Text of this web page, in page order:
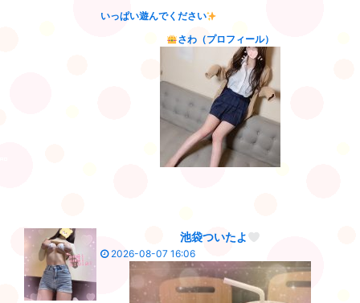
いっぱい遊んでください
さわ（プロフィール）
池袋ついたよ
2026-08-07 16:06